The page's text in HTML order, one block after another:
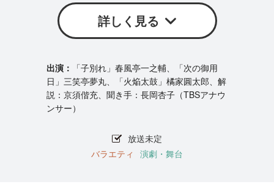
詳しく見る
「子別れ」春風亭一之輔、「次の御用
日」三笑亭夢丸、「火焔太鼓」橘家圓太郎、解
説：京須偕充、聞き手：長岡杏子（TBSアナウ
ンサー）
放送未定
バラエティ
演劇・舞台